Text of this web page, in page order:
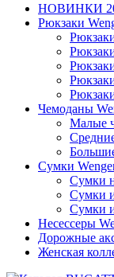
НОВИНКИ
Рюкзаки
Чемоданы
Малые
Сумки
Сумки
Сумки
Сумки
Несессеры
Дорожные
Женская